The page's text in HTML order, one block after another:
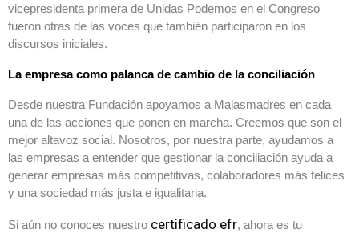
vicepresidenta primera de Unidas Podemos en el Congreso
fueron otras de las voces que también participaron en los
discursos iniciales.
La empresa como palanca de cambio de la conciliación
Desde nuestra Fundación apoyamos a Malasmadres en cada
una de las acciones que ponen en marcha. Creemos que son el
mejor altavoz social. Nosotros, por nuestra parte, ayudamos a
las empresas a entender que gestionar la conciliación ayuda a
generar empresas más competitivas, colaboradores más felices
y una sociedad más justa e igualitaria.
Si aún no conoces nuestro certificado efr, ahora es tu